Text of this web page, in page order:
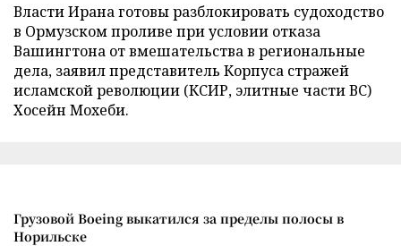
Власти Ирана готовы разблокировать судоходство
в Ормузском проливе при условии отказа
Вашингтона от вмешательства в региональные
дела, заявил представитель Корпуса стражей
исламской революции (КСИР, элитные части ВС)
Хосейн Мохеби.
Грузовой Boeing выкатился за пределы полосы в
Норильске